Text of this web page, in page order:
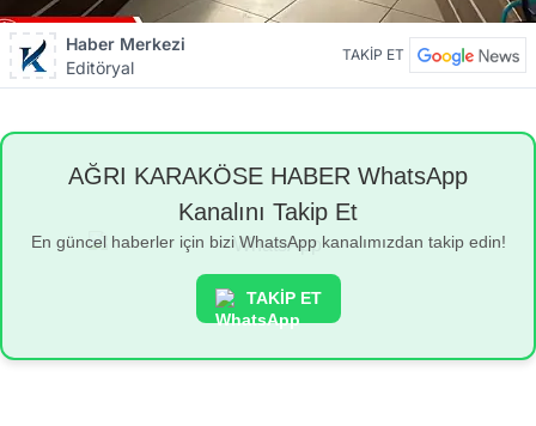
Haber Merkezi
Editöryal
TAKİP ET
AĞRI KARAKÖSE HABER WhatsApp
Kanalını Takip Et
En güncel haberler için bizi WhatsApp kanalımızdan takip edin!
TAKİP ET